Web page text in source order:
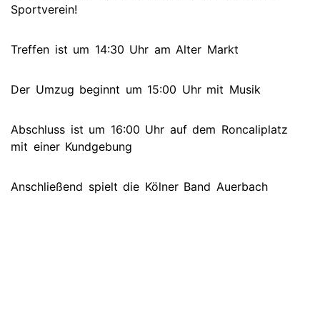
Sportverein!
Treffen ist um 14:30 Uhr am Alter Markt
Der Umzug beginnt um 15:00 Uhr mit Musik
Abschluss ist um 16:00 Uhr auf dem Roncaliplatz
mit einer Kundgebung
Anschließend spielt die Kölner Band Auerbach